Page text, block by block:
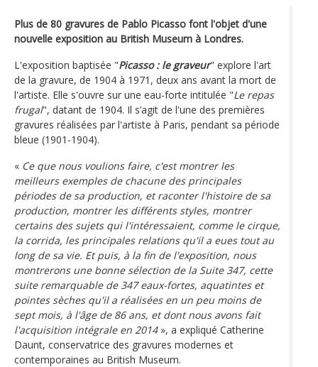
Plus de 80 gravures de Pablo Picasso font l'objet d'une
nouvelle exposition au British Museum à Londres.
L'exposition baptisée "Picasso : le graveur" explore l'art
de la gravure, de 1904 à 1971, deux ans avant la mort de
l'artiste. Elle s'ouvre sur une eau-forte intitulée "Le repas
frugal", datant de 1904. Il s’agit de l'une des premières
gravures réalisées par l'artiste à Paris, pendant sa période
bleue (1901-1904).
« Ce que nous voulions faire, c'est montrer les
meilleurs exemples de chacune des principales
périodes de sa production, et raconter l'histoire de sa
production, montrer les différents styles, montrer
certains des sujets qui l'intéressaient, comme le cirque,
la corrida, les principales relations qu'il a eues tout au
long de sa vie. Et puis, à la fin de l'exposition, nous
montrerons une bonne sélection de la Suite 347, cette
suite remarquable de 347 eaux-fortes, aquatintes et
pointes sèches qu'il a réalisées en un peu moins de
sept mois, à l'âge de 86 ans, et dont nous avons fait
l'acquisition intégrale en 2014», a expliqué Catherine
Daunt, conservatrice des gravures modernes et
contemporaines au British Museum.